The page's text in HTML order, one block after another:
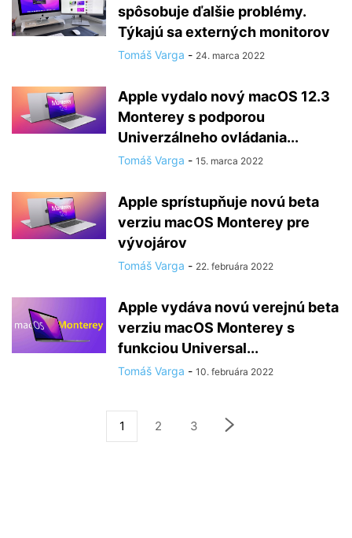
spôsobuje ďalšie problémy.
Týkajú sa externých monitorov
Tomáš Varga - 24. marca 2022
Apple vydalo nový macOS 12.3
Monterey s podporou
Univerzálneho ovládania...
Tomáš Varga - 15. marca 2022
Apple sprístupňuje novú beta
verziu macOS Monterey pre
vývojárov
Tomáš Varga - 22. februára 2022
Apple vydáva novú verejnú beta
verziu macOS Monterey s
funkciou Universal...
Tomáš Varga - 10. februára 2022
1 2 3